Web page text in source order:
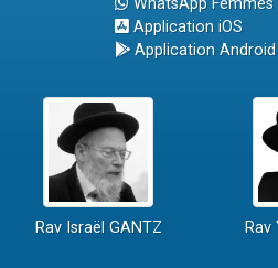
WhatsApp Femmes
Application iOS
Application Android
Rav Israël GANTZ
Rav